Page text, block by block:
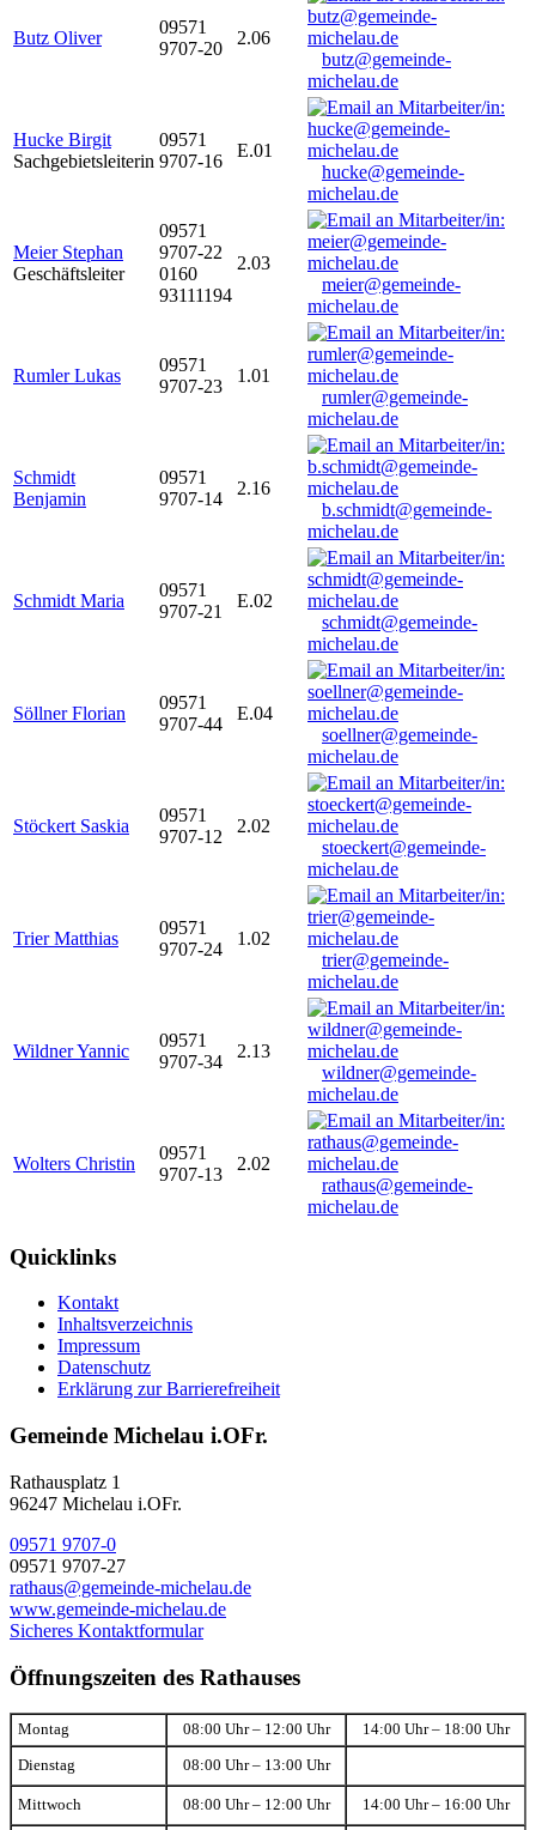
Butz Oliver
09571
9707-20
2.06
butz@gemeinde-
michelau.de
Hucke Birgit
Sachgebietsleiterin
09571
9707-16
E.01
hucke@gemeinde-
michelau.de
Meier Stephan
Geschäftsleiter
09571
9707-22
0160
93111194
2.03
meier@gemeinde-
michelau.de
Rumler Lukas
09571
9707-23
1.01
rumler@gemeinde-
michelau.de
Schmidt
Benjamin
09571
9707-14
2.16
b.schmidt@gemeinde-
michelau.de
Schmidt Maria
09571
9707-21
E.02
schmidt@gemeinde-
michelau.de
Söllner Florian
09571
9707-44
E.04
soellner@gemeinde-
michelau.de
Stöckert Saskia
09571
9707-12
2.02
stoeckert@gemeinde-
michelau.de
Trier Matthias
09571
9707-24
1.02
trier@gemeinde-
michelau.de
Wildner Yannic
09571
9707-34
2.13
wildner@gemeinde-
michelau.de
Wolters Christin
09571
9707-13
2.02
rathaus@gemeinde-
michelau.de
Quicklinks
Kontakt
Inhaltsverzeichnis
Impressum
Datenschutz
Erklärung zur Barrierefreiheit
Gemeinde Michelau i.OFr.
Rathausplatz 1
96247 Michelau i.OFr.
09571 9707-0
09571 9707-27
rathaus@gemeinde-michelau.de
www.gemeinde-michelau.de
Sicheres Kontaktformular
Öffnungszeiten des Rathauses
Montag 08:00 Uhr – 12:00 Uhr 14:00 Uhr – 18:00 Uhr
Dienstag 08:00 Uhr – 13:00 Uhr
Mittwoch 08:00 Uhr – 12:00 Uhr 14:00 Uhr – 16:00 Uhr